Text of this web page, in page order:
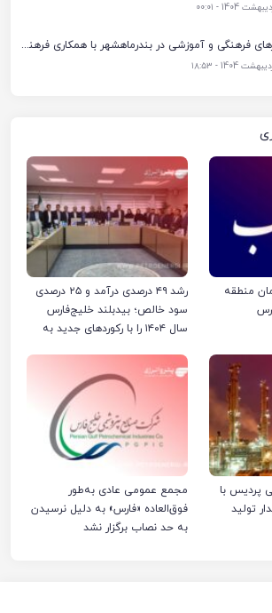
سمینارهای فرهنگی و آموزشی در بندرماهشهر با همکاری فرهنگ‌سرای پتروشیمی مارون
منطقه
رشد ۴۹ درصدی درآمد و ۲۵ درصدی
سود خالص؛ بیدبلند خلیج‌فارس
سال ۱۴۰۴ را با رکوردهای جدید به
پردیس با
تولید
مجمع عمومی عادی به‌طور
فوق‌العاده «فارس» به دلیل نرسیدن
به حد نصاب برگزار نشد